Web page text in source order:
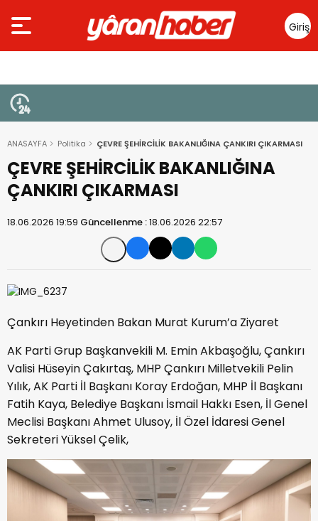
Giriş
Yap
ANASAYFA Politika ÇEVRE ŞEHİRCİLİK BAKANLIĞINA ÇANKIRI ÇIKARMASI
ÇEVRE ŞEHİRCİLİK BAKANLIĞINA
ÇANKIRI ÇIKARMASI
18.06.2026 19:59 Güncellenme :18.06.2026 22:57
Çankırı Heyetinden Bakan Murat Kurum’a Ziyaret
AK Parti Grup Başkanvekili M. Emin Akbaşoğlu, Çankırı
Valisi Hüseyin Çakırtaş, MHP Çankırı Milletvekili Pelin
Yılık, AK Parti İl Başkanı Koray Erdoğan, MHP İl Başkanı
Fatih Kaya, Belediye Başkanı İsmail Hakkı Esen, İl Genel
Meclisi Başkanı Ahmet Ulusoy, İl Özel İdaresi Genel
Sekreteri Yüksel Çelik,